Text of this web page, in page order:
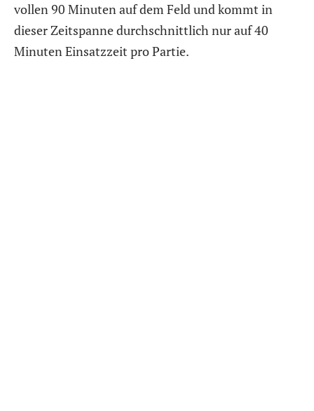
vollen 90 Minuten auf dem Feld und kommt in
dieser Zeitspanne durchschnittlich nur auf 40
Minuten Einsatzzeit pro Partie.